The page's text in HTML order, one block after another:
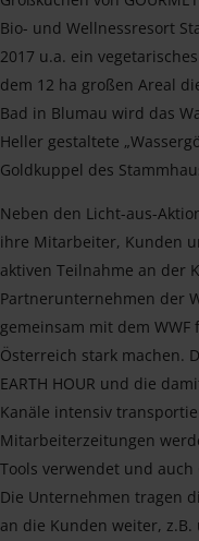
Bio- und Wellnessresort
2017 u.a. ein
dem 12 ha großen Areal
Bad in Blumau wird das
Heller gestaltete
Goldkuppel des
Neben den Licht-aus-
ihre Mitarbeiter, Kunden
aktiven Teilnahme an der
Partnerunternehmen der
gemeinsam mit dem
Österreich stark machen.
EARTH HOUR und die
Kanäle intensiv
Mitarbeiterzeitungen
Tools verwendet und
Die Unternehmen tragen
an die Kunden weiter, z.B.